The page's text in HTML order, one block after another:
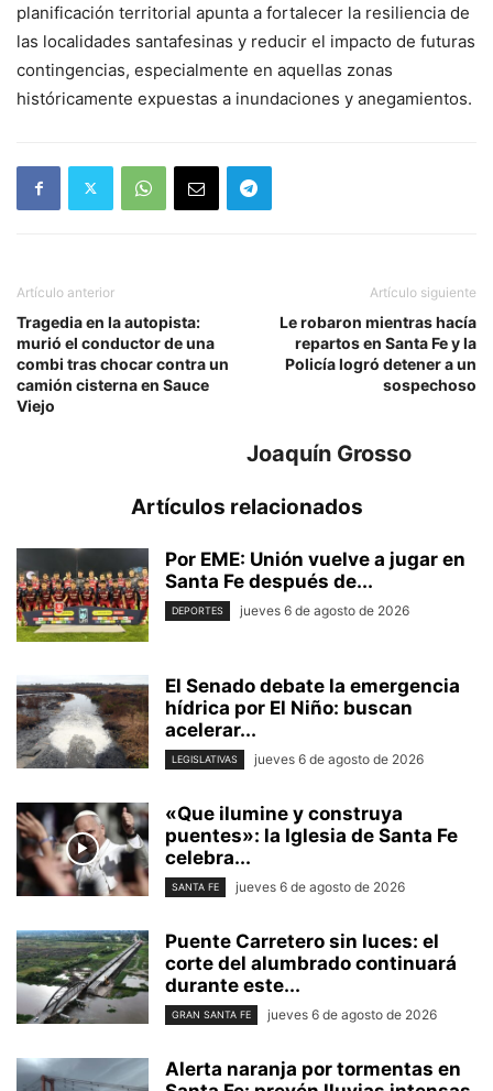
planificación territorial apunta a fortalecer la resiliencia de
las localidades santafesinas y reducir el impacto de futuras
contingencias, especialmente en aquellas zonas
históricamente expuestas a inundaciones y anegamientos.
Artículo anterior
Tragedia en la autopista:
murió el conductor de una
combi tras chocar contra un
camión cisterna en Sauce
Viejo
Artículo siguiente
Le robaron mientras hacía
repartos en Santa Fe y la
Policía logró detener a un
sospechoso
Joaquín Grosso
Artículos relacionados
Por EME: Unión vuelve a jugar en
Santa Fe después de...
DEPORTES jueves 6 de agosto de 2026
El Senado debate la emergencia
hídrica por El Niño: buscan
acelerar...
LEGISLATIVAS jueves 6 de agosto de 2026
«Que ilumine y construya
puentes»: la Iglesia de Santa Fe
celebra...
SANTA FE jueves 6 de agosto de 2026
Puente Carretero sin luces: el
corte del alumbrado continuará
durante este...
GRAN SANTA FE jueves 6 de agosto de 2026
Alerta naranja por tormentas en